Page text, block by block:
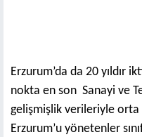
Erzurum’da da 20 yıldır
nokta en son Sanayi ve
gelişmişlik verileriyle
Erzurum’u yönetenler